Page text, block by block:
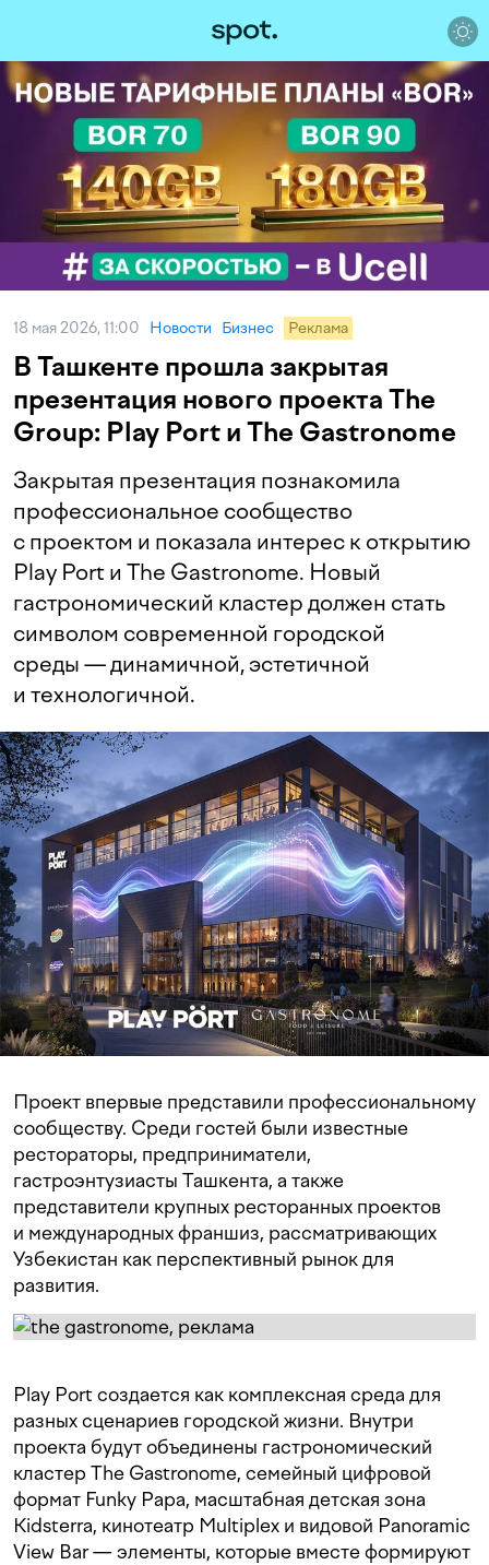
18 мая 2026, 11:00 Новости Бизнес Реклама
В Ташкенте прошла закрытая
презентация нового проекта The
Group: Play Port и The Gastronome
Закрытая презентация познакомила
профессиональное сообщество
с проектом и показала интерес к открытию
Play Port и The Gastronome. Новый
гастрономический кластер должен стать
символом современной городской
среды — динамичной, эстетичной
и технологичной.
Проект впервые представили профессиональному
сообществу. Среди гостей были известные
рестораторы, предприниматели,
гастроэнтузиасты Ташкента, а также
представители крупных ресторанных проектов
и международных франшиз, рассматривающих
Узбекистан как перспективный рынок для
развития.
Play Port создается как комплексная среда для
разных сценариев городской жизни. Внутри
проекта будут объединены гастрономический
кластер The Gastronome, семейный цифровой
формат Funky Papa, масштабная детская зона
Kidsterra, кинотеатр Multiplex и видовой Panoramic
View Bar — элементы, которые вместе формируют